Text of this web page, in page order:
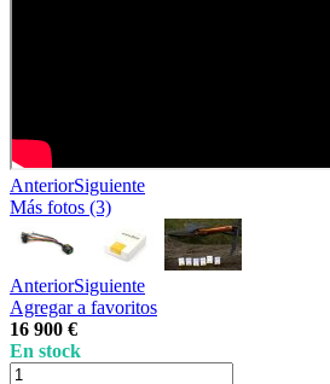
AnteriorSiguiente
Más fotos (3)
AnteriorSiguiente
Agregar a favoritos
16 900 €
En stock